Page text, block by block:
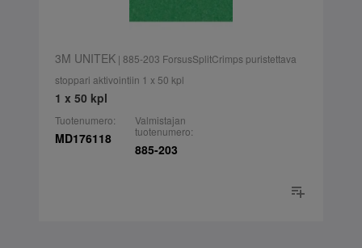
3M UNITEK| 885-203 ForsusSplitCrimps puristettava
stoppari aktivointiin 1 x 50 kpl
1 x 50 kpl
Tuotenumero:
MD176118
Valmistajan
tuotenumero:
885-203